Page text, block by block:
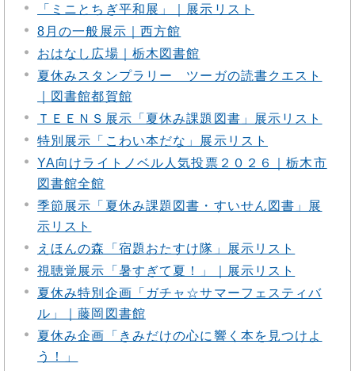
「ミニとちぎ平和展」｜展示リスト
8月の一般展示｜西方館
おはなし広場｜栃木図書館
夏休みスタンプラリー ツーガの読書クエスト
｜図書館都賀館
ＴＥＥＮＳ展示「夏休み課題図書」展示リスト
特別展示「こわい本だな」展示リスト
YA向けライトノベル人気投票２０２６｜栃木市
図書館全館
季節展示「夏休み課題図書・すいせん図書」展
示リスト
えほんの森「宿題おたすけ隊」展示リスト
視聴覚展示「暑すぎて夏！」｜展示リスト
夏休み特別企画「ガチャ☆サマーフェスティバ
ル」｜藤岡図書館
夏休み企画「きみだけの心に響く本を見つけよ
う！」